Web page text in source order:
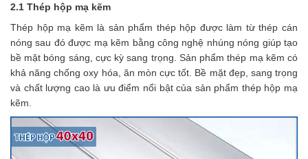
2.1 Thép hộp mạ kẽm
Thép hộp mạ kẽm là sản phẩm thép hộp được làm từ thép cán
nóng sau đó được mạ kẽm bằng công nghệ nhúng nóng giúp tạo
bề mặt bóng sáng, cực kỳ sang trọng. Sản phẩm thép mạ kẽm có
khả năng chống oxy hóa, ăn mòn cực tốt. Bề mặt đẹp, sang trọng
và chất lượng cao là ưu điểm nổi bật của sản phẩm thép hộp mạ
kẽm.